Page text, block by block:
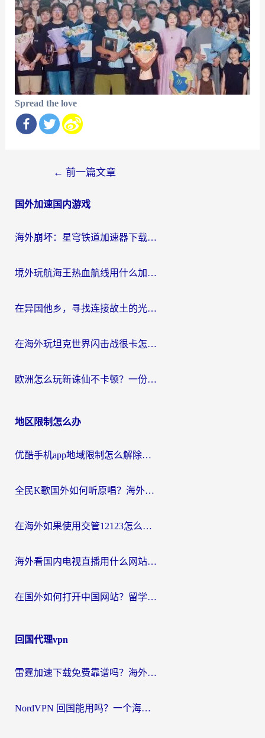
Spread the love
导
← 前一篇文章
国外加速国内游戏
海外崩坏：星穹铁道加速器下载安装：一份给游子的终极网络指南
境外玩航海王热血航线用什么加速器？2026海外玩家实测最优方案（附欧洲问道堡垒前线加速技巧）
在异国他乡，寻找连接故土的光明大陆免费加速器
在海外玩坦克世界闪击战很卡怎么办？老玩家亲测有效的加速器选择指南
欧洲怎么玩新诛仙不卡顿？一份给海外游子的国服游戏畅玩指南
地区限制怎么办
优酷手机app地域限制怎么解除？海外党亲测有效的追剧方案
全民K歌国外如何听原唱？海外党亲测有效的回国加速器选择指南
在海外如果使用交管12123怎么处理？留学生亲测有效的回国加速方案
海外看国内电视直播用什么网站比较好？一篇解决你所有追剧难题的实用指南
在国外如何打开中国网站？留学生与海外华人的无缝访问指南
回国代理vpn
雷霆加速下载免费靠谱吗？海外党选回国加速器的避坑指南（附热门工具对比）
NordVPN 回国能用吗？一个海外用户必须面对的真实困境